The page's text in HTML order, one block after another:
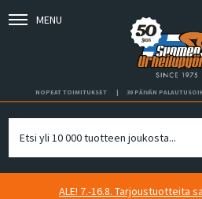
MENU
NOPEAT TOIMITUKSET 30 PÄIVÄN
ALE! 7.-16.8. Tarjoustuotteita